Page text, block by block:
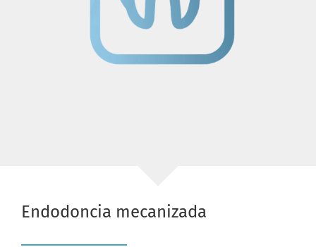
Endodoncia mecanizada